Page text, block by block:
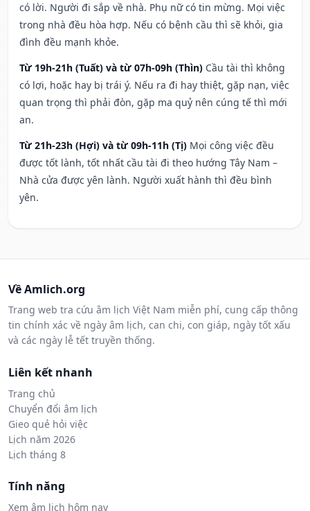
có lời. Người đi sắp về nhà. Phụ nữ có tin mừng. Mọi việc
trong nhà đều hòa hợp. Nếu có bệnh cầu thì sẽ khỏi, gia
đình đều mạnh khỏe.
Từ 19h-21h (Tuất) và từ 07h-09h (Thìn) Cầu tài thì không
có lợi, hoặc hay bị trái ý. Nếu ra đi hay thiệt, gặp nạn, việc
quan trọng thì phải đòn, gặp ma quỷ nên cúng tế thì mới
an.
Từ 21h-23h (Hợi) và từ 09h-11h (Tị) Mọi công việc đều
được tốt lành, tốt nhất cầu tài đi theo hướng Tây Nam –
Nhà cửa được yên lành. Người xuất hành thì đều bình
yên.
Về Amlich.org
Trang web tra cứu âm lịch Việt Nam miễn phí, cung cấp thông
tin chính xác về ngày âm lịch, can chi, con giáp, ngày tốt xấu
và các ngày lễ tết truyền thống.
Liên kết nhanh
Trang chủ
Chuyển đổi âm lịch
Gieo quẻ hỏi việc
Lịch năm 2026
Lịch tháng 8
Tính năng
Xem âm lịch hôm nay